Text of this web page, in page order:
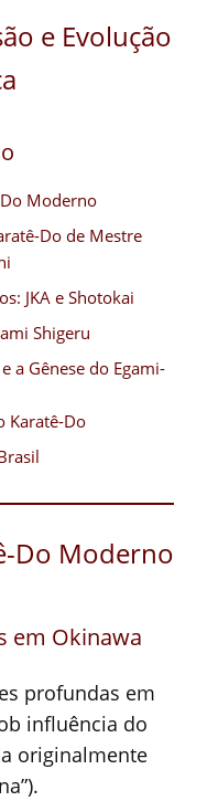
e Evolução
Moderno
Do de Mestre
JKA e Shotokai
Shigeru
a Gênese do Egami-
Karatê-Do
Do Moderno
em Okinawa
profundas em
influência do
originalmente